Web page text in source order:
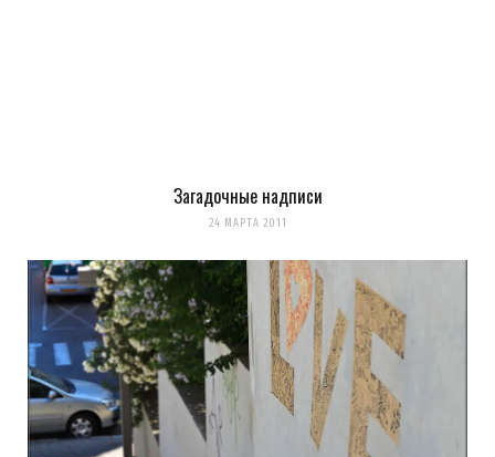
Сохранить моё имя, email и адрес сайта в этом браузере для
Уведомить меня о новых комментариях по email.
Уведомлять меня о новых записях почтой.
Оповещать о новых
комментариях. А можно просто подписаться на комментарии
Загадочные надписи
24 МАРТА 2011